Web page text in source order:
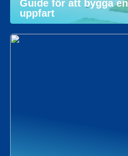
Guide för att bygga en
uppfart